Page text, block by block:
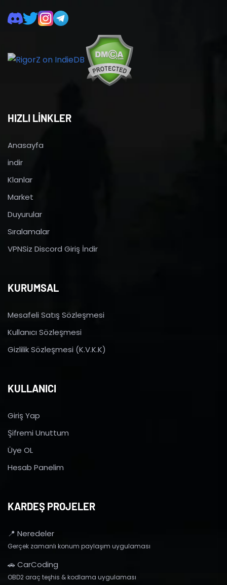
HIZLI LİNKLER
Anasayfa
indir
Klanlar
Market
Duyurular
Sıralamalar
VPNSiz Discord Giriş İndir
KURUMSAL
Mesafeli Satış Sözleşmesi
Kullanıcı Sözleşmesi
Gizlilik Sözleşmesi (K.V.K.K)
KULLANICI
Giriş Yap
Şifremi Unuttum
Üye OL
Hesab Panelim
KARDEŞ PROJELER
📍 Neredeler
Gerçek zamanlı konum paylaşım uygulaması
🚗 CarCoding
OBD2 araç teşhis & kodlama uygulaması